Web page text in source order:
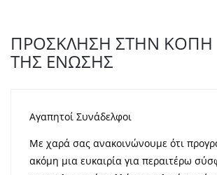
ΠΡΟΣΚΛΗΣΗ ΣΤΗΝ ΚΟΠΗ
ΤΗΣ ΕΝΩΣΗΣ
Αγαπητοί Συνάδελφοι
Με χαρά σας ανακοινώνουμε ότι
ακόμη μια ευκαιρία για περαιτέρω